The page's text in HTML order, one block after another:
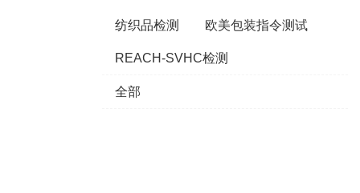
纺织品检测 欧美包装指令测试
REACH-SVHC检测
全部